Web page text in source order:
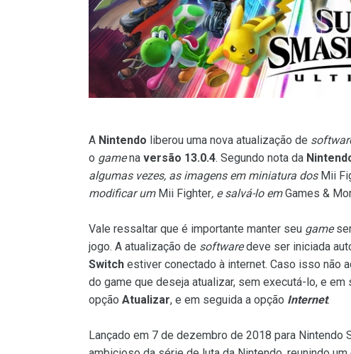
A Nintendo liberou uma nova atualização de
o gamena versão 13.0.4. Segundo nota da
algumas vezes, as imagens em miniatura dos Mii
modificar um Mii Fighter, e salvá-lo emGames &
Vale ressaltar que é importante manter seu game
jogo. A atualização de softwaredeve ser iniciada
Switch estiver conectado à internet. Caso isso não
do game que deseja atualizar, sem executá-lo, e em
opção Atualizar, e em seguida a opção Internet.
Lançado em 7 de dezembro de 2018 para Nintendo